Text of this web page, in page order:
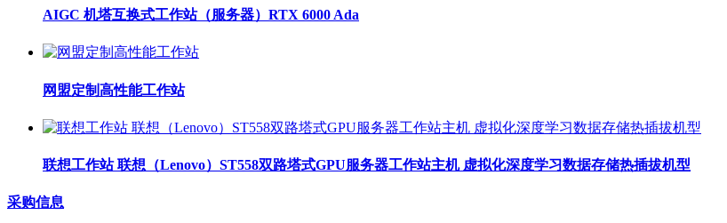
AIGC 机塔互换式工作站（服务器）RTX 6000 Ada
网盟定制高性能工作站
联想工作站 联想（Lenovo）ST558双路塔式GPU服务器工作站主机 虚拟化深度学习数据存储热插拔机型
采购信息